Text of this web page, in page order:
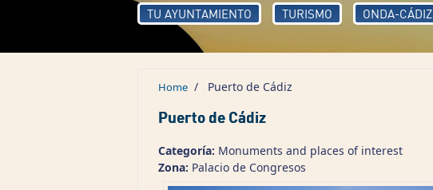
TU AYUNTAMIENTO TURISMO ONDA-CÁDIZ
Home / Puerto de Cádiz
Puerto de Cádiz
Categoría: Monuments and places of interest
Zona: Palacio de Congresos